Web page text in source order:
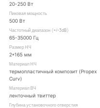
20-250 Вт
Пиковая мощность
500 Вт
Частотный диапазон (+/-3dB)
65-35000 Гц
Размер НЧ
2*165 мм
Материал НЧ
термопластичный композит (Propex
Curv)
Материал ВЧ
ленточный твиттер
Глубина установочного отверстия